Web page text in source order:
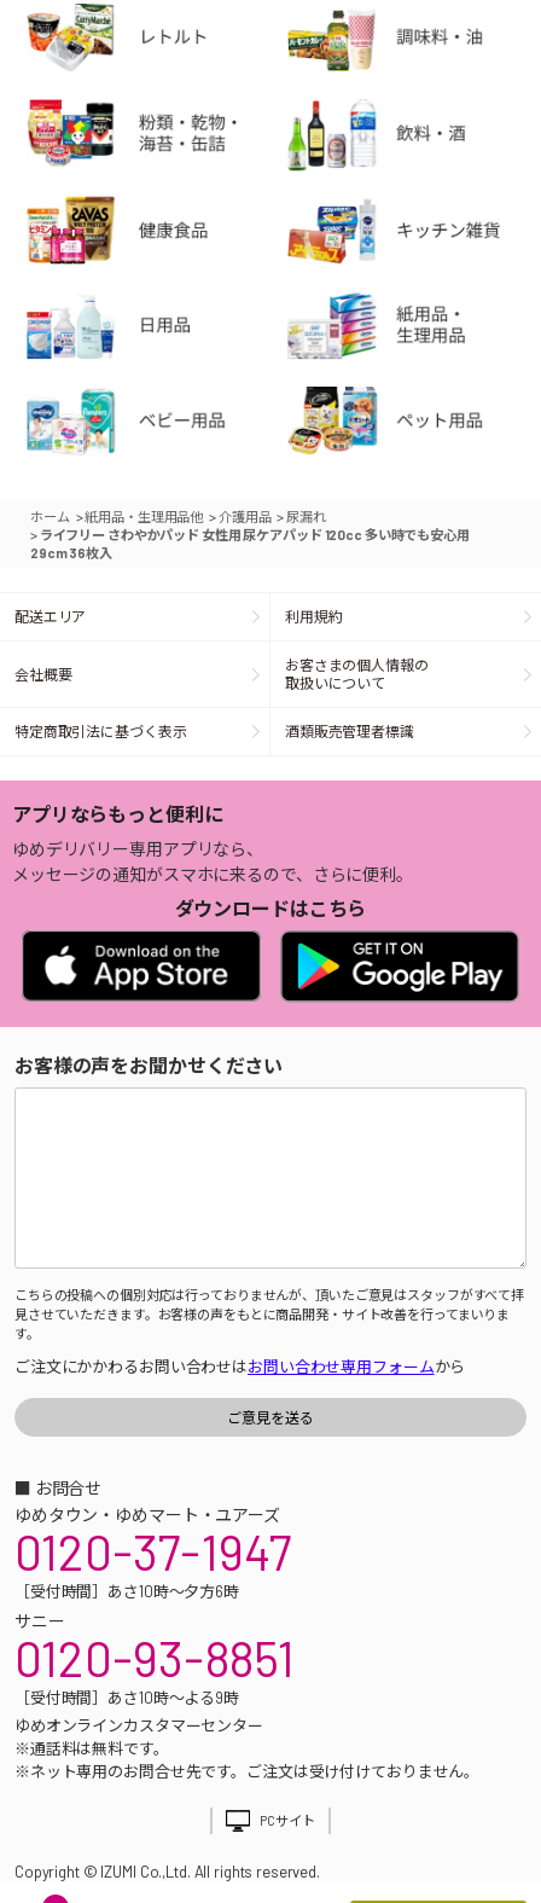
ホーム >紙用品・生理用品他 >介護用品 > 尿漏れ
> ライフリー さわやかパッド 女性用 尿ケアパッド 120cc 多い時でも安心用
29cm 36枚入
配送エリア 利用規約
会社概要
お客さまの個人情報の
取扱いについて
特定商取引法に基づく表示 酒類販売管理者標識
アプリならもっと便利に
ゆめデリバリー専用アプリなら、
メッセージの通知がスマホに来るので、さらに便利。
ダウンロードはこちら
お客様の声をお聞かせください
こちらの投稿への個別対応は行っておりませんが、頂いたご意見はスタッフがすべて拝
見させていただきます。お客様の声をもとに商品開発・サイト改善を行ってまいりま
す。
ご注文にかかわるお問い合わせはお問い合わせ専用フォームから
■ お問合せ
ゆめタウン・ゆめマート・ユアーズ
0120-37-1947
［受付時間］あさ10時～夕方6時
サニー
0120-93-8851
［受付時間］あさ10時～よる9時
ゆめオンラインカスタマーセンター
※通話料は無料です。
※ネット専用のお問合せ先です。ご注文は受け付けておりません。
PCサイト
Copyright © IZUMI Co.,Ltd. All rights reserved.